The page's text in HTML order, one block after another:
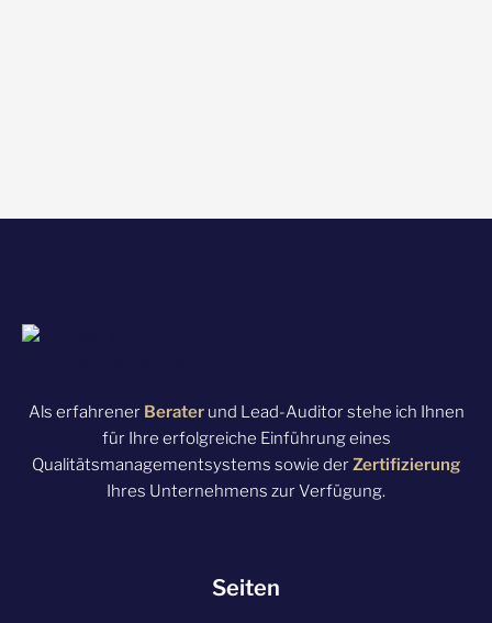
Als erfahrener Beraterund Lead-Auditor stehe ich Ihnen
für Ihre erfolgreiche Einführung eines
Qualitätsmanagementsystems sowie derZertifizierung
Ihres Unternehmens zur Verfügung.
Seiten